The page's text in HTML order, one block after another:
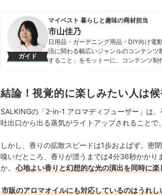
ガイド
マイベスト 暮らしと趣味の商材担当
市山佳乃
日用品・ガーデニング用品・DIY向け電
活に関わる幅広いジャンルのコンテン
すること」をモットーに、コンテンツ制
結論！視覚的に楽しみたい人は
SALKINGの「2-in-1 アロマディフューザー」は、
吐出口から出る蒸気がライトアップされることで
しかし、香りの拡散スピードは1歩およばず。密
嗅いだところ、香りが漂うまでは4分36秒かか
か。
心地よい香りと幻想的な光の演出を同時に
市販のアロマオイルにも対応しているのはうれし